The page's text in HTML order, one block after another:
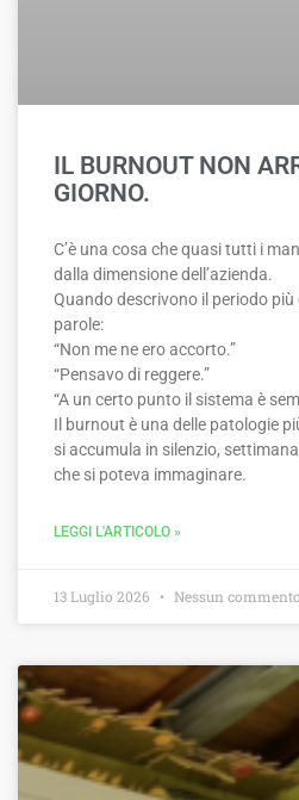
IL BURNOUT NON
GIORNO.
C’è una cosa che quasi tutti i
dalla dimensione dell’azienda.
Quando descrivono il periodo
parole:
“Non me ne ero accorto.”
“Pensavo di reggere.”
“A un certo punto il sistema è
Il burnout è una delle patologie
si accumula in silenzio,
che si poteva immaginare.
LEGGI L'ARTICOLO »
13 Luglio 2026 Nessun commento